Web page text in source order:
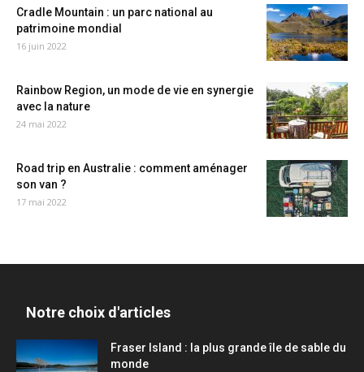
Cradle Mountain : un parc national au
patrimoine mondial
16 juin 2022
Rainbow Region, un mode de vie en synergie
avec la nature
24 mai 2022
Road trip en Australie : comment aménager
son van ?
17 mai 2022
Notre choix d'articles
Fraser Island : la plus grande île de sable du
monde